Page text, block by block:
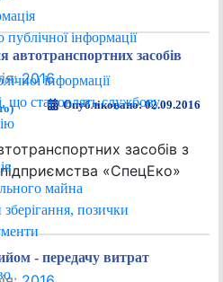
інформації
інформації
що становлять службову
майна
позички
засобів
2016
Опубліковано: 02.09.2016
засобів з
«СпецЕко»
- передачу витрат